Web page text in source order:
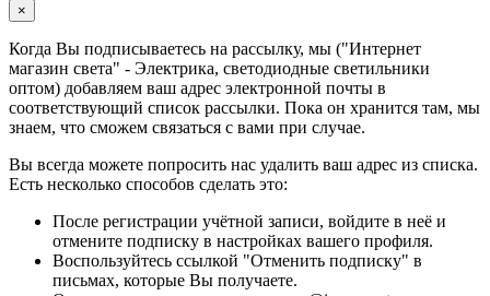
×
Когда Вы подписываетесь на рассылку, мы ("Интернет
магазин света" - Электрика, светодиодные светильники
оптом) добавляем ваш адрес электронной почты в
соответствующий список рассылки. Пока он хранится там, мы
знаем, что сможем связаться с вами при случае.
Вы всегда можете попросить нас удалить ваш адрес из списка.
Есть несколько способов сделать это:
После регистрации учётной записи, войдите в неё и
отмените подписку в настройках вашего профиля.
Воспользуйтесь ссылкой "Отменить подписку" в
письмах, которые Вы получаете.